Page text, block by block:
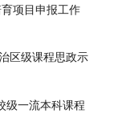
项目申报工作
区级课程思政示
级一流本科课程